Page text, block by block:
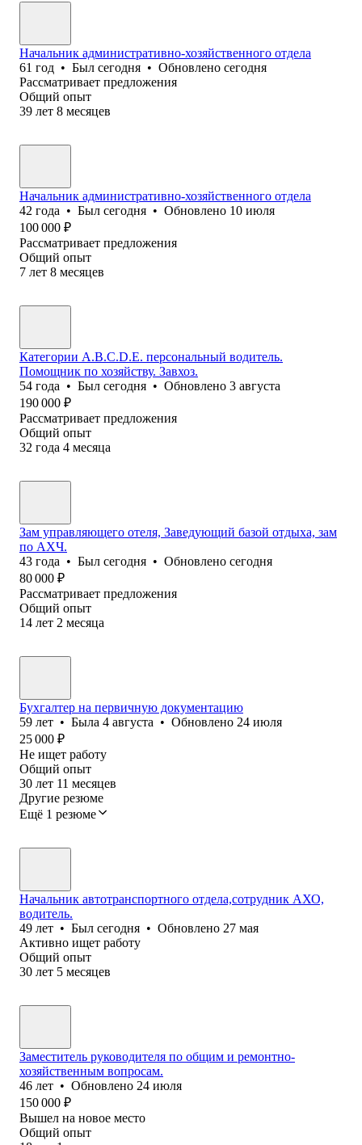
Начальник административно-хозяйственного отдела
61 год • Был сегодня • Обновлено сегодня
Рассматривает предложения
Общий опыт
39 лет 8 месяцев
Начальник административно-хозяйственного отдела
42 года • Был сегодня • Обновлено 10 июля
100 000 ₽
Рассматривает предложения
Общий опыт
7 лет 8 месяцев
Категории A.B.C.D.E. персональный водитель.
Помощник по хозяйству. Завхоз.
54 года • Был сегодня • Обновлено 3 августа
190 000 ₽
Рассматривает предложения
Общий опыт
32 года 4 месяца
Зам управляющего отеля, Заведующий базой отдыха, зам
по АХЧ.
43 года • Был сегодня • Обновлено сегодня
80 000 ₽
Рассматривает предложения
Общий опыт
14 лет 2 месяца
Бухгалтер на первичную документацию
59 лет • Была 4 августа • Обновлено 24 июля
25 000 ₽
Не ищет работу
Общий опыт
30 лет 11 месяцев
Другие резюме
Ещё 1 резюме
Начальник автотранспортного отдела,сотрудник АХО,
водитель.
49 лет • Был сегодня • Обновлено 27 мая
Активно ищет работу
Общий опыт
30 лет 5 месяцев
Заместитель руководителя по общим и ремонтно-
хозяйственным вопросам.
46 лет • Обновлено 24 июля
150 000 ₽
Вышел на новое место
Общий опыт